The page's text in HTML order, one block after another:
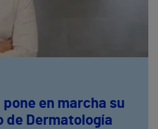
en marcha su
de Dermatología